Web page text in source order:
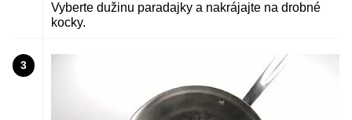
Vyberte dužinu paradajky a nakrájajte na drobné
kocky.
3